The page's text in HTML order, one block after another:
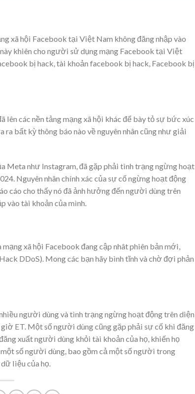
xã hội Facebook tại Việt Nam không đăng nhập vào
khiên cho người sử dụng mạng Facebook tại Việt
bị hack, tài khoản facebook bị hack, Facebook bị
lên các nền tảng mạng xã hội khác để bày tỏ sự bức xúc
bất kỳ thông báo nào về nguyên nhân cũng như giải
Meta như Instagram, đã gặp phải tình trạng ngừng hoạt
Nguyên nhân chính xác của sự cố ngừng hoạt động
cáo cho thấy nó đã ảnh hưởng đến người dùng trên
vào tài khoản của mình.
xã hội Facebook đang cập nhât phiên bản mới,
DDoS). Mong các bạn hãy bình tĩnh và chờ đợi phản
người dùng và tình trạng ngừng hoạt động trên diện
ET. Một số người dùng cũng gặp phải sự cố khi đăng
xuất người dùng khỏi tài khoản của họ, khiến họ
số người dùng, bao gồm cả một số người trong
liệu của họ.